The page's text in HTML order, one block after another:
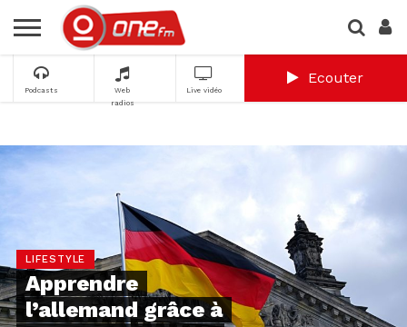
Podcasts
Web
radios
Live vidéo
Ecouter
LIFESTYLE
Apprendre
l’allemand grâce à